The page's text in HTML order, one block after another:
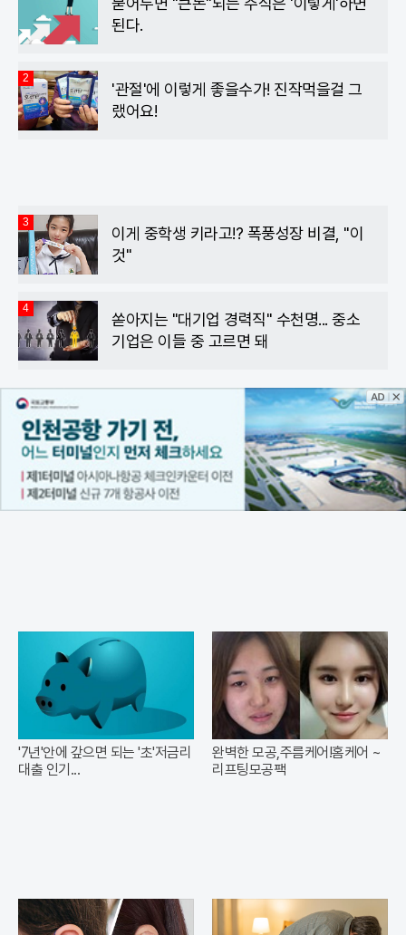
된다.
2
'관절'에 이렇게 좋을수가! 진작먹을걸 그
랬어요!
3
이게 중학생 키라고!? 폭풍성장 비결, "이
것"
4
쏟아지는 "대기업 경력직" 수천명... 중소
기업은 이들 중 고르면 돼
'7년'안에 갚으면 되는 '초'저금리
대출 인기...
완벽한 모공,주름케어!홈케어 ~
리프팅모공팩